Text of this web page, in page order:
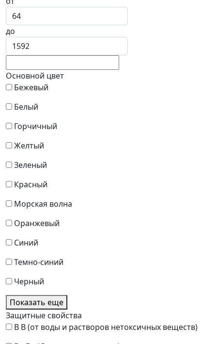
до
Основной цвет
Бежевый
Белый
Горчичный
Желтый
Зеленый
Красный
Морская волна
Оранжевый
Синий
Темно-синий
Черный
Показать еще
Защитные свойства
В В (от воды и растворов нетоксичных веществ)